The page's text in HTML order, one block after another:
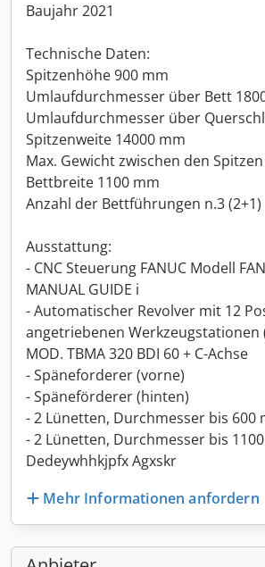
Baujahr 2021
Technische Daten:
Spitzenhöhe 900 mm
Umlaufdurchmesser über Bett
Umlaufdurchmesser über
Spitzenweite 14000 mm
Max. Gewicht zwischen den
Bettbreite 1100 mm
Anzahl der Bettführungen n.3 (2+1)
Ausstattung:
- CNC Steuerung FANUC Modell
MANUAL GUIDE i
- Automatischer Revolver mit 12
angetriebenen Werkzeugstationen
MOD. TBMA 320 BDI 60 + C-Achse
- Späneforderer (vorne)
- Späneförderer (hinten)
- 2 Lünetten, Durchmesser bis 600
- 2 Lünetten, Durchmesser bis
Dedeywhhkjpfx Agxskr
Mehr Informationen anfordern